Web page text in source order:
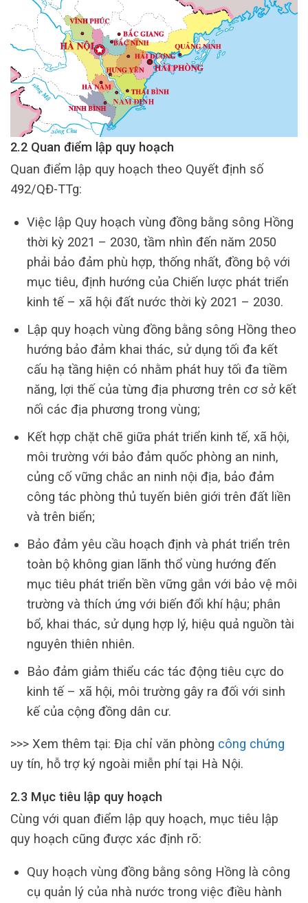
2.2 Quan điểm lập quy hoạch
Quan điểm lập quy hoạch theo Quyết định số
492/QĐ-TTg:
Việc lập Quy hoạch vùng đồng bằng sông Hồng
thời kỳ 2021 – 2030, tầm nhìn đến năm 2050
phải bảo đảm phù hợp, thống nhất, đồng bộ với
mục tiêu, định hướng của Chiến lược phát triển
kinh tế – xã hội đất nước thời kỳ 2021 – 2030.
Lập quy hoạch vùng đồng bằng sông Hồng theo
hướng bảo đảm khai thác, sử dụng tối đa kết
cấu hạ tầng hiện có nhằm phát huy tối đa tiềm
năng, lợi thế của từng địa phương trên cơ sở kết
nối các địa phương trong vùng;
Kết hợp chặt chẽ giữa phát triển kinh tế, xã hội,
môi trường với bảo đảm quốc phòng an ninh,
củng cố vững chắc an ninh nội địa, bảo đảm
công tác phòng thủ tuyến biên giới trên đất liền
và trên biển;
Bảo đảm yêu cầu hoạch định và phát triển trên
toàn bộ không gian lãnh thổ vùng hướng đến
mục tiêu phát triển bền vững gắn với bảo vệ môi
trường và thích ứng với biến đổi khí hậu; phân
bổ, khai thác, sử dụng hợp lý, hiệu quả nguồn tài
nguyên thiên nhiên.
Bảo đảm giảm thiểu các tác động tiêu cực do
kinh tế – xã hội, môi trường gây ra đối với sinh
kế của cộng đồng dân cư.
>>> Xem thêm tại: Địa chỉ văn phòng công chứng
uy tín, hỗ trợ ký ngoài miễn phí tại Hà Nội.
2.3 Mục tiêu lập quy hoạch
Cùng với quan điểm lập quy hoạch, mục tiêu lập
quy hoạch cũng được xác định rõ:
Quy hoạch vùng đồng bằng sông Hồng là công
cụ quản lý của nhà nước trong việc điều hành